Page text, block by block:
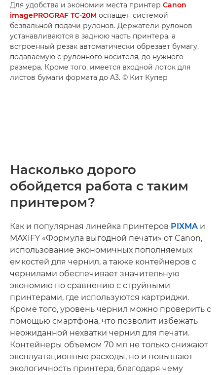
Для удобства и экономии места принтер Canon
imagePROGRAF TC-20M оснащен системой
безвальной подачи рулонов. Держатели рулонов
устанавливаются в заднюю часть принтера, а
встроенный резак автоматически обрезает бумагу,
подаваемую с рулонного носителя, до нужного
размера. Кроме того, имеется входной лоток для
листов бумаги формата до A3. © Кит Купер
Насколько дорого
обойдется работа с таким
принтером?
Как и популярная линейка принтеров PIXMA и
MAXIFY «Формула выгодной печати» от Canon,
использование экономичных пополняемых
емкостей для чернил, а также контейнеров с
чернилами обеспечивает значительную
экономию по сравнению с струйными
принтерами, где используются картриджи.
Кроме того, уровень чернил можно проверить с
помощью смартфона, что позволит избежать
неожиданной нехватки чернил для печати.
Контейнеры объемом 70 мл не только снижают
эксплуатационные расходы, но и повышают
экологичность принтера, благодаря чему